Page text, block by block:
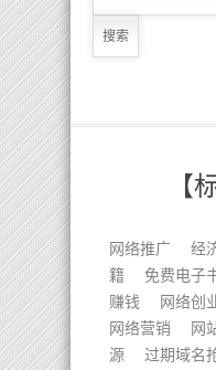
【
网络推广 经
籍
免费电子
赚钱
网络创
网络营销
网
源
过期域名